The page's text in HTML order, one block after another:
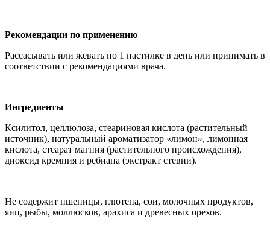
Рекомендации по применению
Рассасывать или жевать по 1 пастилке в день или принимать в
соответствии с рекомендациями врача.
Ингредиенты
Ксилитол, целлюлоза, стеариновая кислота (растительный
источник), натуральный ароматизатор «лимон», лимонная
кислота, стеарат магния (растительного происхождения),
диоксид кремния и ребиана (экстракт стевии).
Не содержит пшеницы, глютена, сои, молочных продуктов,
яиц, рыбы, моллюсков, арахиса и древесных орехов.